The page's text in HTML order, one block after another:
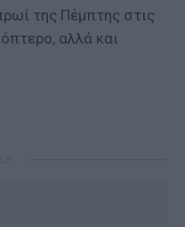
της Πέμπτης στις
αλλά και